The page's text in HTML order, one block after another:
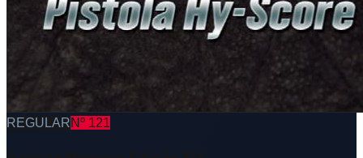
REGULARNº 121